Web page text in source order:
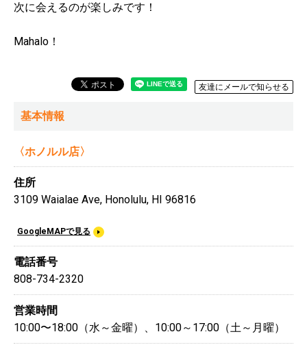
次に会えるのが楽しみです！
Mahalo！
友達にメールで知らせる
基本情報
〈ホノルル店〉
住所
3109 Waialae Ave, Honolulu, HI 96816
GoogleMAPで見る
電話番号
808-734-2320
営業時間
10:00〜18:00（水～金曜）、10:00～17:00（土～月曜）